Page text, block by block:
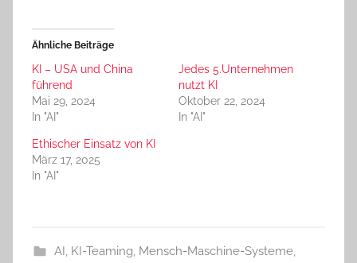
Ähnliche Beiträge
KI – USA und China
führend
Mai 29, 2024
In "AI"
Jedes 5.Unternehmen
nutzt KI
Oktober 22, 2024
In "AI"
Ethischer Einsatz von KI
März 17, 2025
In "AI"
AI, KI-Teaming, Mensch-Maschine-Systeme,